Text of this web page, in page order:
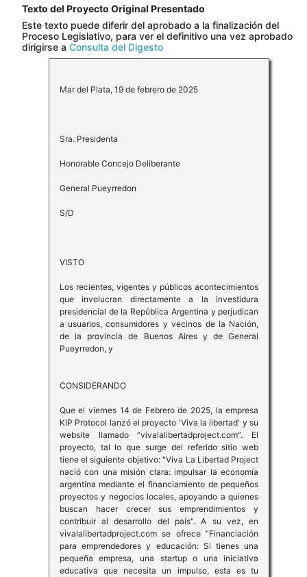
Texto del Proyecto Original Presentado
Este texto puede diferir del aprobado a la finalización del
Proceso Legislativo, para ver el definitivo una vez aprobado
dirigirse a Consulta del Digesto
Mar del Plata, 19 de febrero de 2025
Sra. Presidenta
Honorable Concejo Deliberante
General Pueyrredon
S/D
VISTO
Los recientes, vigentes y públicos acontecimientos
que involucran directamente a la investidura
presidencial de la República Argentina y perjudican
a usuarios, consumidores y vecinos de la Nación,
de la provincia de Buenos Aires y de General
Pueyrredon, y
CONSIDERANDO
Que el viernes 14 de Febrero de 2025, la empresa
KIP Protocol lanzó el proyecto 'Viva la libertad' y su
website llamado “vivalalibertadproject.com”. El
proyecto, tal lo que surge del referido sitio web
tiene el siguiente objetivo: "Viva La Libertad Project
nació con una misión clara: impulsar la economía
argentina mediante el financiamiento de pequeños
proyectos y negocios locales, apoyando a quienes
buscan hacer crecer sus emprendimientos y
contribuir al desarrollo del país". A su vez, en
vivalalibertadproject.com se ofrece “Financiación
para emprendedores y educación: Si tienes una
pequeña empresa, una startup o una iniciativa
educativa que necesita un impulso, esta es tu